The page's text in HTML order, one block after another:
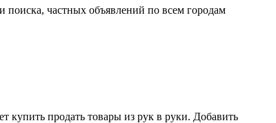
поиска, частных объявлений по всем городам
купить продать товары из рук в руки. Добавить